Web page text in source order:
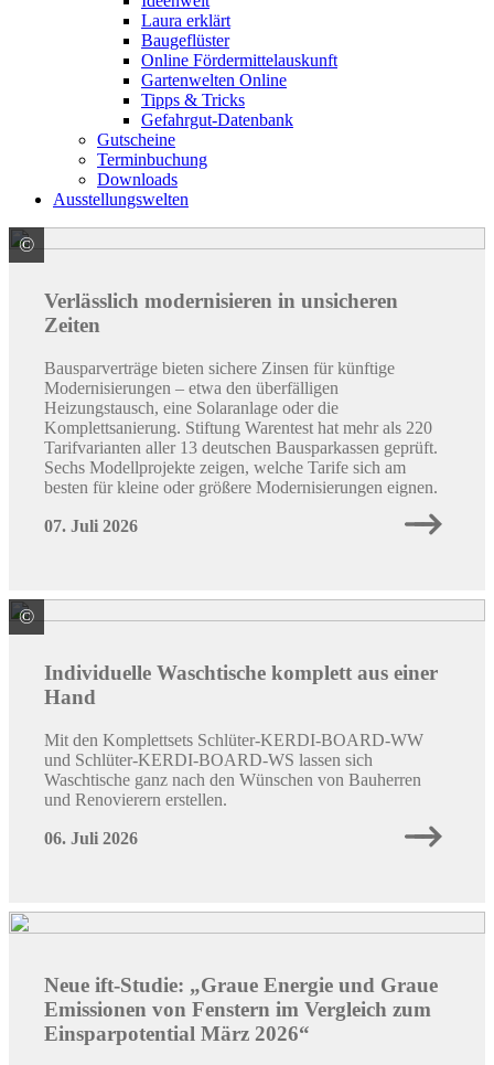
Laura erklärt
Baugeflüster
Online Fördermittelauskunft
Gartenwelten Online
Tipps & Tricks
Gefahrgut-Datenbank
Gutscheine
Terminbuchung
Downloads
Ausstellungswelten
© Quelle: Stiftung Warentest
Verlässlich modernisieren in unsicheren
Zeiten
Bausparverträge bieten sichere Zinsen für künftige
Modernisierungen – etwa den überfälligen
Heizungstausch, eine Solaranlage oder die
Komplettsanierung. Stiftung Warentest hat mehr als 220
Tarifvarianten aller 13 deutschen Bausparkassen geprüft.
Sechs Modellprojekte zeigen, welche Tarife sich am
besten für kleine oder größere Modernisierungen eignen.
07. Juli 2026
© Schlüter-Systems KG
Individuelle Waschtische komplett aus einer
Hand
Mit den Komplettsets Schlüter-KERDI-BOARD-WW
und Schlüter-KERDI-BOARD-WS lassen sich
Waschtische ganz nach den Wünschen von Bauherren
und Renovierern erstellen.
06. Juli 2026
Neue ift-Studie: „Graue Energie und Graue
Emissionen von Fenstern im Vergleich zum
Einsparpotential März 2026“